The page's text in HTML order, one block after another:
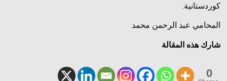
كوردستانية.
المحامي عبد الرحمن محمد
شارك هذه المقالة
0